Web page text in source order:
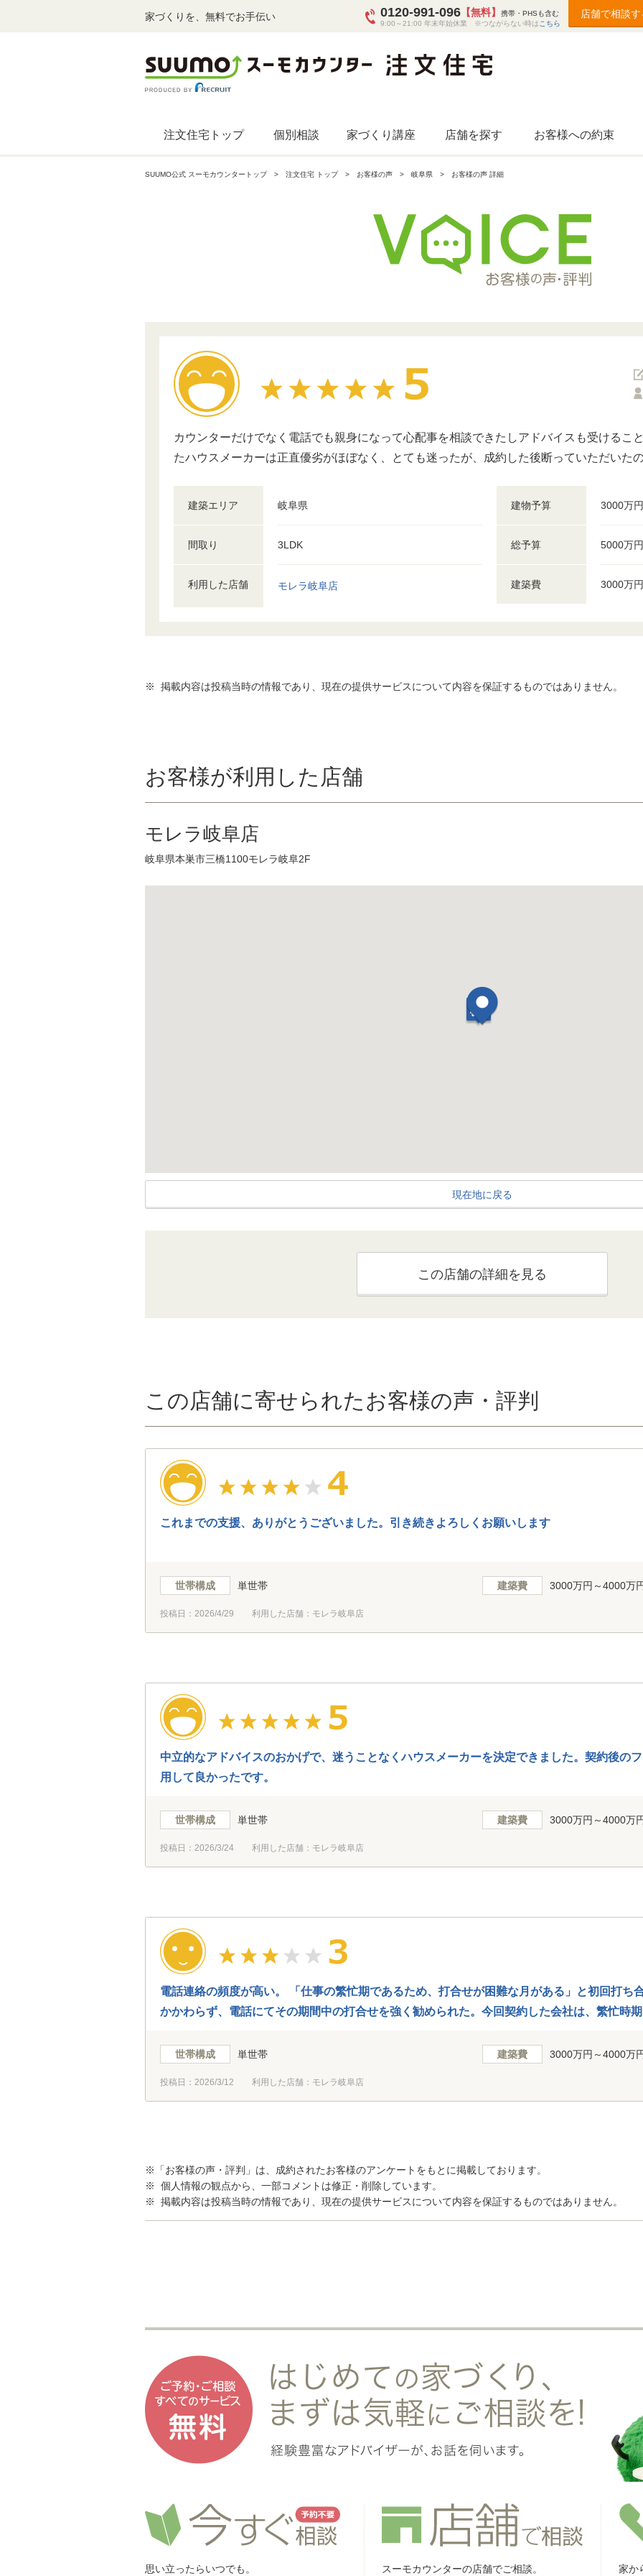
家づくりを、無料でお手伝い 0120-991-096 【無料】
携帯・PHSも含む
9:00～21:00 年末年始休業 ※つながらない時は こちら
店舗で相談す
注文住宅トップ 個別相談 家づくり講座 店舗を探す お客様への約束
SUUMO公式 スーモカウンタートップ 注文住宅 トップ お客様の声 岐阜県 お客様の声 詳細
カウンターだけでなく電話でも親身になって心配事を相談できたしアドバイスも受けるこ
たハウスメーカーは正直優劣がほぼなく、とても迷ったが、成約した後断っていただいた
建築エリア 岐阜県
間取り 3LDK
利用した店舗 モレラ岐阜店
建物予算 3000万
総予算 5000万
建築費 3000万
※ 掲載内容は投稿当時の情報であり、現在の提供サービスについて内容を保証するものではありません。
お客様が利用した店舗
モレラ岐阜店
岐阜県本巣市三橋1100モレラ岐阜2F
現在地に戻る
この店舗の詳細を見る
この店舗に寄せられたお客様の声・評判
これまでの支援、ありがとうございました。引き続きよろしくお願いします
世帯構成 単世帯 建築費 3000万円～4000万
投稿日： 2026/4/29 利用した店舗：モレラ岐阜店
中立的なアドバイスのおかげで、迷うことなくハウスメーカーを決定できました。契約後の
用して良かったです。
世帯構成 単世帯 建築費 3000万円～4000万
投稿日： 2026/3/24 利用した店舗：モレラ岐阜店
電話連絡の頻度が高い。 「仕事の繁忙期であるため、打合せが困難な月がある」と初回打ち
かかわらず、電話にてその期間中の打合せを強く勧められた。今回契約した会社は、繁忙時
世帯構成 単世帯 建築費 3000万円～4000万
投稿日： 2026/3/12 利用した店舗：モレラ岐阜店
※「お客様の声・評判」は、成約されたお客様のアンケートをもとに掲載しております。
※ 個人情報の観点から、一部コメントは修正・削除しています。
※ 掲載内容は投稿当時の情報であり、現在の提供サービスについて内容を保証するものではありません。
思い立ったらいつでも。 スーモカウンターの店舗でご相談。 家か